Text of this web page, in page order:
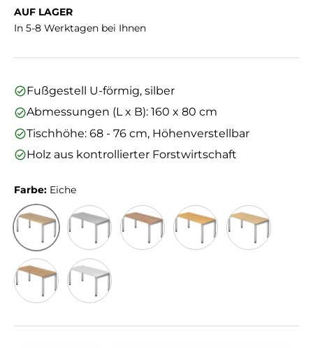
AUF LAGER
In 5-8 Werktagen bei Ihnen
Fußgestell U-förmig, silber
Abmessungen (L x B): 160 x 80 cm
Tischhöhe: 68 - 76 cm, Höhenverstellbar
Holz aus kontrollierter Forstwirtschaft
Farbe: Eiche
Eiche Grau